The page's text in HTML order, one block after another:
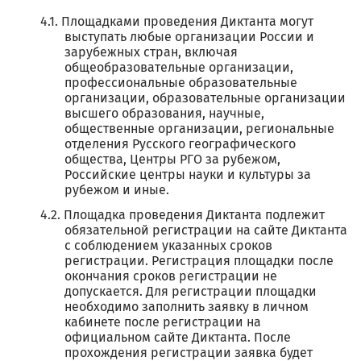
Площадками проведения Диктанта могут
выступать любые организации России и
зарубежных стран, включая
общеобразовательные организации,
профессиональные образовательные
организации, образовательные организации
высшего образования, научные,
общественные организации, региональные
отделения Русского географического
общества, Центры РГО за рубежом,
Российские центры науки и культуры за
рубежом и иные.
Площадка проведения Диктанта подлежит
обязательной регистрации на сайте Диктанта
с соблюдением указанных сроков
регистрации. Регистрация площадки после
окончания сроков регистрации не
допускается. Для регистрации площадки
необходимо заполнить заявку в личном
кабинете после регистрации на
официальном сайте Диктанта. После
прохождения регистрации заявка будет